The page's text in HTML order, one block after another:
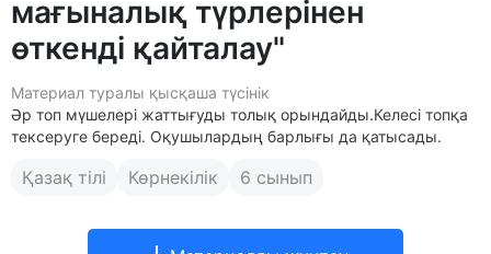
мағыналық түрлерінен
өткенді қайталау"
Материал туралы қысқаша түсінік
Әр топ мүшелері жаттығуды толық орындайды.Келесі топқа
тексеруге береді. Оқушылардың барлығы да қатысады.
Қазақ тілі Көрнекілік 6 сынып